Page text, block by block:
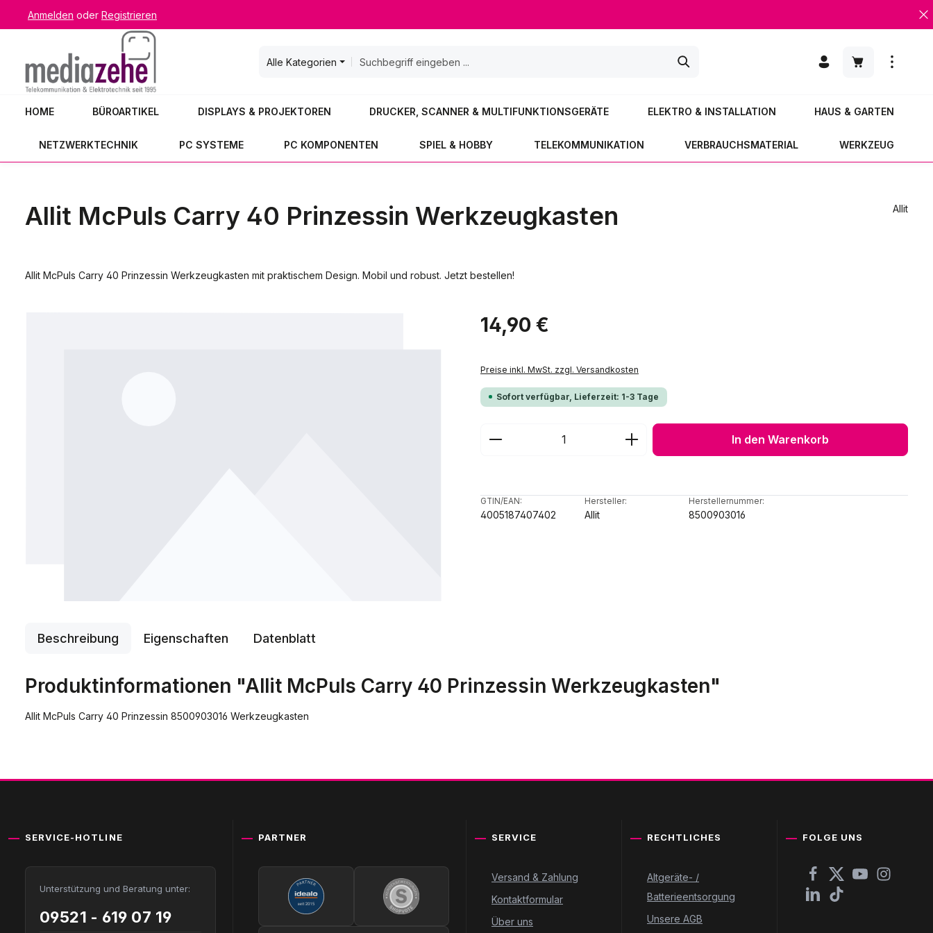
Hauptinhalt springen
Zur Suche springen
Zur Hauptnavigation springen
Anmelden oder Registrieren
Alle Kategorien
Warenkorb
HOME BÜROARTIKEL DISPLAYS & PROJEKTOREN DRUCKER, SCANNER & MULTIFUNKTIONSGERÄTE ELEKTRO & INSTALLATION HAUS & GARTEN
NETZWERKTECHNIK PC SYSTEME PC KOMPONENTEN SPIEL & HOBBY TELEKOMMUNIKATION VERBRAUCHSMATERIAL WERKZEUG
Allit McPuls Carry 40 Prinzessin Werkzeugkasten Allit
Allit McPuls Carry 40 Prinzessin Werkzeugkasten mit praktischem Design. Mobil und robust. Jetzt bestellen!
Regulärer Preis:
14,90 €
Preise inkl. MwSt. zzgl. Versandkosten
Sofort verfügbar, Lieferzeit: 1-3 Tage
Produkt Anzahl: Gib den gewünschten Wert ein oder
In den Warenkorb
GTIN/EAN:
4005187407402
Hersteller:
Allit
Herstellernummer:
8500903016
Beschreibung Eigenschaften Datenblatt
Produktinformationen "Allit McPuls Carry 40 Prinzessin Werkzeugkasten"
Allit McPuls Carry 40 Prinzessin 8500903016 Werkzeugkasten
SERVICE-HOTLINE
Unterstützung und Beratung unter:
09521 - 619 07 19
PARTNER SERVICE
Versand & Zahlung
Kontaktformular
Über uns
RECHTLICHES
Altgeräte- /
Batterieentsorgung
Unsere AGB
FOLGE UNS